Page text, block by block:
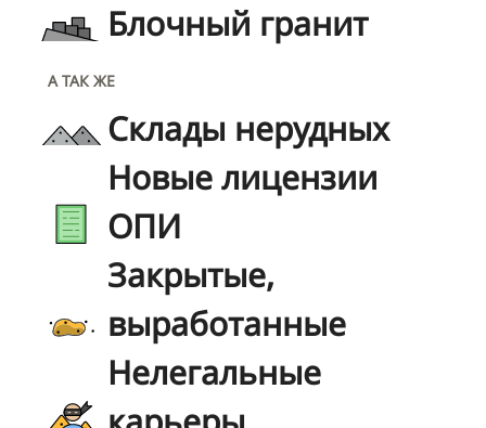
Блочный гранит
А ТАК ЖЕ
Склады нерудных
Новые лицензии
ОПИ
Закрытые,
выработанные
Нелегальные